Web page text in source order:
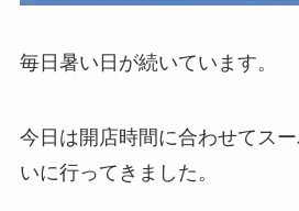
毎日暑い日が続いています。
今日は開店時間に合わせてス
いに行ってきました。